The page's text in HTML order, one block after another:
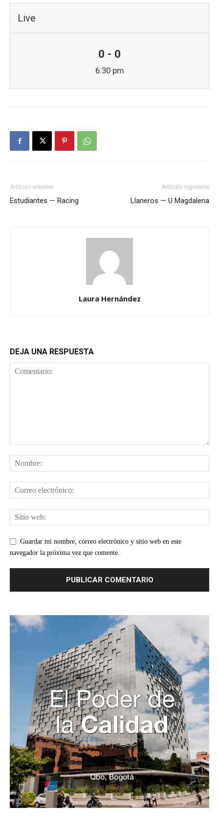
Live
0 - 0
6:30 pm
Artículo anterior
Estudiantes — Racing
Artículo siguiente
Llaneros — U Magdalena
Laura Hernández
DEJA UNA RESPUESTA
Guardar mi nombre, correo electrónico y sitio web en este
navegador la próxima vez que comente.